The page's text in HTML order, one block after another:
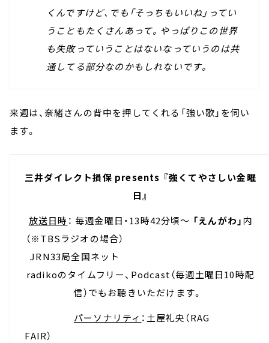
くんですけど、でも「そっちもいいね」ってい
うこともたくさんあって。やっぱりこの世界
も失敗っていうことはないなっていうのは共
通してる部分なのかもしれないです。
来週は、奈緒さんの背中を押してくれる「強い歌」を伺い
ます。
三井ダイレクト損保 presents 『強くてやさしい金曜
日』
放送日時 ： 毎週金曜日・13時42分頃～ 「えんがわ」内
（※TBSラジオの場合）
JRN33局全国ネット
radikoのタイムフリー、Podcast（毎週土曜日10時配
信）でもお聴きいただけます。
パーソナリティ ：土屋礼央（RAG
FAIR）